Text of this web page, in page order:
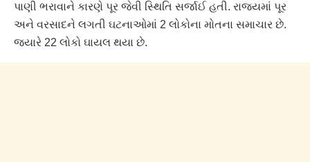
પાણી ભરાવાને કારણે પૂર જેવી સ્થિતિ સર્જાઈ હતી. રાજ્યમાં પૂર
અને વરસાદને લગતી ઘટનાઓમાં 2 લોકોના મોતના સમાચાર છે.
જ્યારે 22 લોકો ઘાયલ થયા છે.